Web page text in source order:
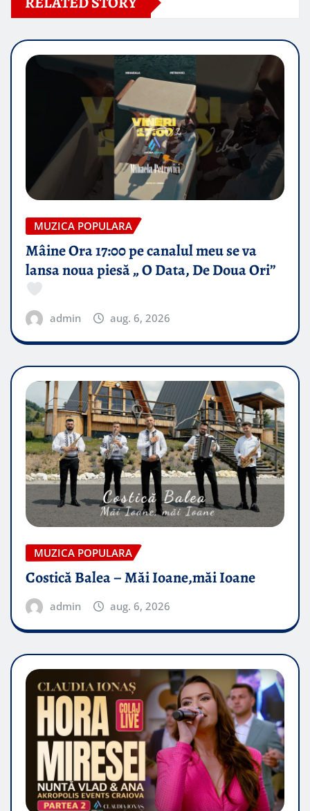
MUZICA POPULARA
Mâine Ora 17:00 pe canalul meu se va
lansa noua piesă „ O Data, De Doua Ori”
admin aug. 6, 2026
MUZICA POPULARA
Costică Balea – Măi Ioane,măi Ioane
admin aug. 6, 2026